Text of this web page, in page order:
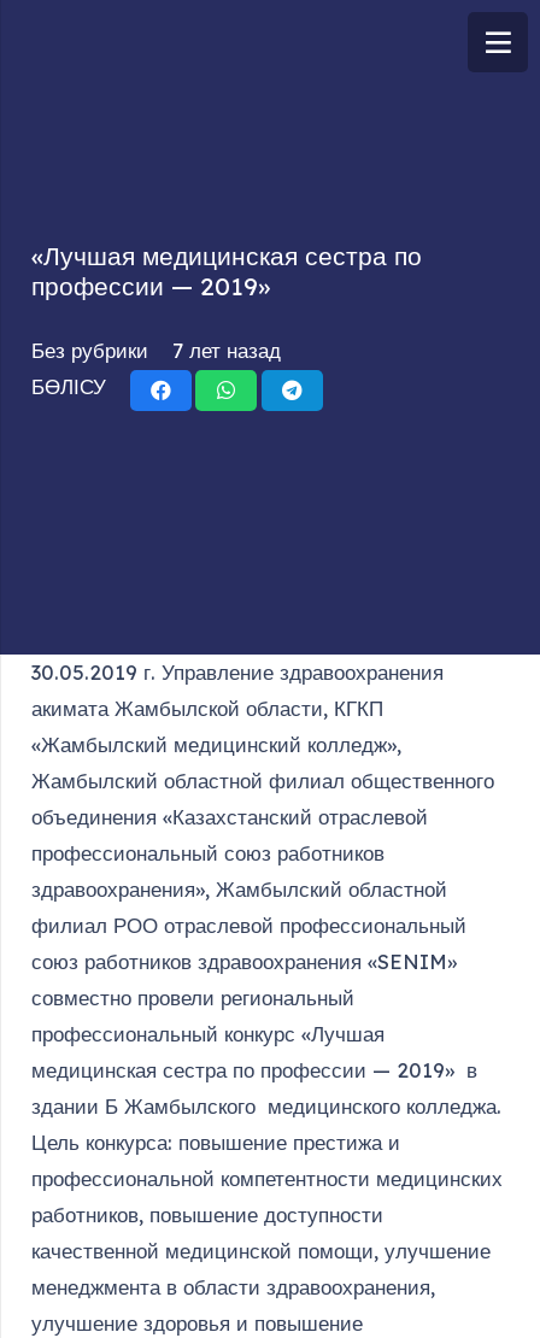
«Лучшая медицинская сестра по
профессии — 2019»
Без рубрики
7 лет назад
БӨЛІСУ
30.05.2019 г. Управление здравоохранения
акимата Жамбылской области, КГКП
«Жамбылский медицинский колледж»,
Жамбылский областной филиал общественного
объединения «Казахстанский отраслевой
профессиональный союз работников
здравоохранения», Жамбылский областной
филиал РОО отраслевой профессиональный
союз работников здравоохранения «SENIM»
совместно провели региональный
профессиональный конкурс «Лучшая
медицинская сестра по профессии — 2019» в
здании Б Жамбылского медицинского колледжа.
Цель конкурса: повышение престижа и
профессиональной компетентности медицинских
работников, повышение доступности
качественной медицинской помощи, улучшение
менеджмента в области здравоохранения,
улучшение здоровья и повышение